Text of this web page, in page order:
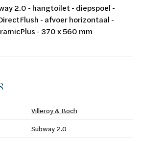
2.0 - hangtoilet - diepspoel -
- afvoer horizontaal -
- 370 x 560 mm
Villeroy & Boch
Subway 2.0